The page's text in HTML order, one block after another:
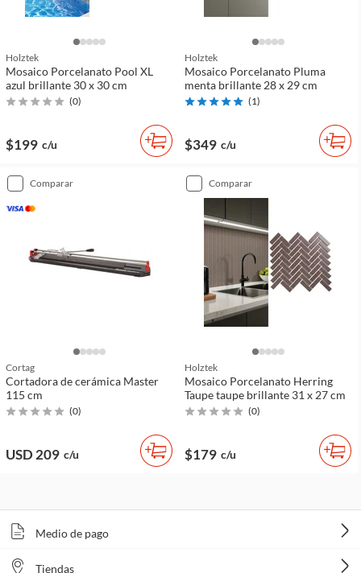
Holztek
Mosaico Porcelanato Pool XL
azul brillante 30 x 30 cm
(0)
$199 c/u
Holztek
Mosaico Porcelanato Pluma
menta brillante 28 x 29 cm
(1)
$349 c/u
comparar
Cortag
Cortadora de cerámica Master
115 cm
(0)
USD 209 c/u
comparar
Holztek
Mosaico Porcelanato Herring
Taupe taupe brillante 31 x 27 cm
(0)
$179 c/u
Medio de pago
Tiendas